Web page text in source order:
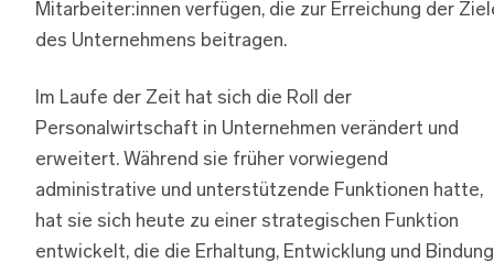
Mitarbeiter:innen verfügen, die zur Erreichung der
des Unternehmens beitragen.
Im Laufe der Zeit hat sich die Roll der
Personalwirtschaft in Unternehmen verändert und
erweitert. Während sie früher vorwiegend
administrative und unterstützende Funktionen hatte,
hat sie sich heute zu einer strategischen Funktion
entwickelt, die die Erhaltung, Entwicklung und Bindung